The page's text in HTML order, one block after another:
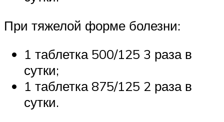
При тяжелой форме болезни:
1 таблетка 500/125 3 раза в
сутки;
1 таблетка 875/125 2 раза в
сутки.